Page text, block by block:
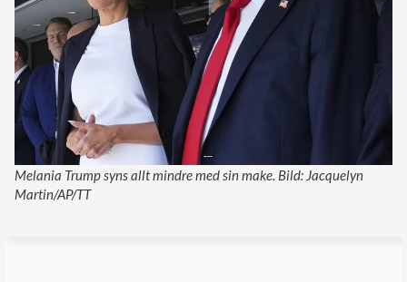
Melania Trump syns allt mindre med sin make. Bild: Jacquelyn
Martin/AP/TT